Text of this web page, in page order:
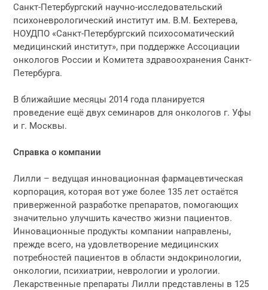
Санкт-Петербургский научно-исследовательский
психоневрологический институт им. В.М. Бехтерева,
НОУДПО «Санкт-Петербургский психосоматический
медицинский институт», при поддержке Ассоциации
онкологов России и Комитета здравоохранения Санкт-
Петербурга.
В ближайшие месяцы 2014 года планируется
проведение ещё двух семинаров для онкологов г. Уфы
и г. Москвы.
Справка о компании
Лилли – ведущая инновационная фармацевтическая
корпорация, которая вот уже более 135 лет остаётся
приверженной разработке препаратов, помогающих
значительно улучшить качество жизни пациентов.
Инновационные продукты компании направлены,
прежде всего, на удовлетворение медицинских
потребностей пациентов в области эндокринологии,
онкологии, психиатрии, неврологии и урологии.
Лекарственные препараты Лилли представлены в 125